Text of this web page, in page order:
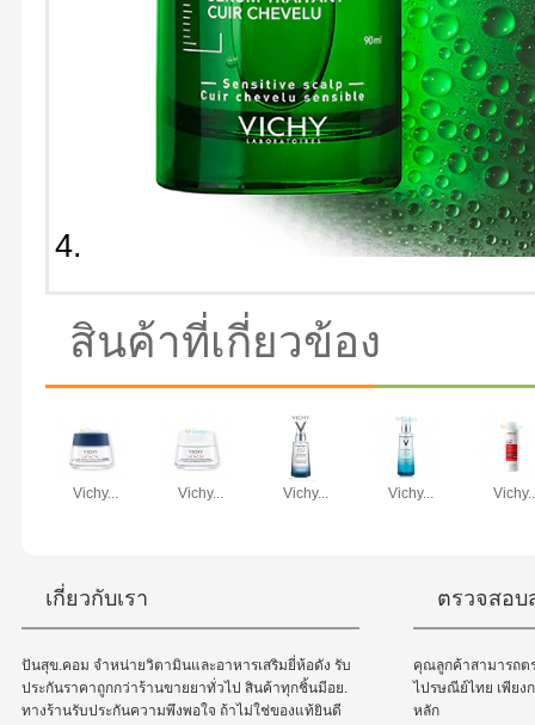
สินค้าที่เกี่ยวข้อง
Vichy... Vichy... Vichy... Vichy...
เกี่ยวกับเรา
ปันสุข.คอม จำหน่ายวิตามินและอาหารเสริมยี่ห้อดัง รับ
ประกันราคาถูกกว่าร้านขายยาทั่วไป สินค้าทุกชิ้นมีอย.
ทางร้านรับประกันความพึงพอใจ ถ้าไม่ใช่ของแท้ยินดี
ตรวจสอ
คุณลูกค้าสามารถต
ไปรษณีย์ไทย เพียง
หลัก